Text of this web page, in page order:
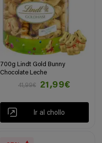
700g Lindt Gold Bunny
Chocolate Leche
41,99€
21,99€
Ir al chollo